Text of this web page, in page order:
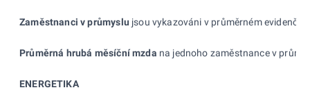
Zaměstnanci v průmyslu jsou vykazováni v průměrném
Průměrná hrubá měsíční mzda na jednoho zaměstnance v
ENERGETIKA